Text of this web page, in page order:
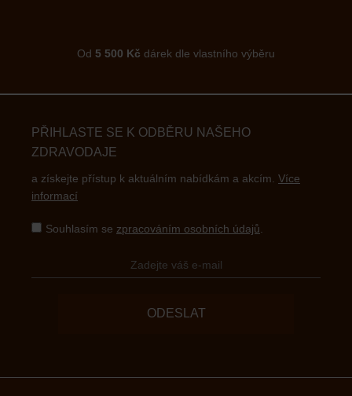
Od 5 500 Kč dárek dle vlastního výběru
PŘIHLASTE SE K ODBĚRU NAŠEHO
ZDRAVODAJE
a získejte přístup k aktuálním nabídkám a akcím. Více
informací
Souhlasím se zpracováním osobních údajů
ODESLAT